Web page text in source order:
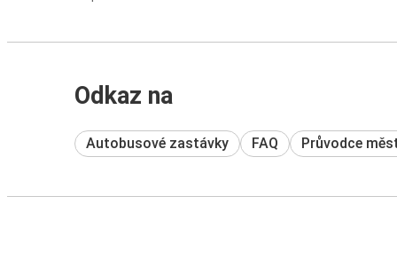
Odkaz na
Autobusové zastávky FAQ Průvodce